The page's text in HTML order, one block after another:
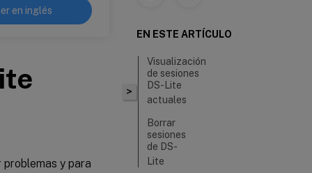
en inglés
y para
>
EN ESTE ARTÍCULO
Visualización
de sesiones
DS-Lite
actuales
Borrar
sesiones
de DS-
Lite